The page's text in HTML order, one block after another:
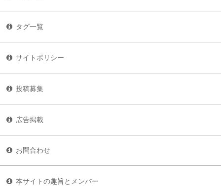
タグ一覧
サイトポリシー
投稿募集
広告掲載
お問合わせ
本サイトの趣旨とメンバー